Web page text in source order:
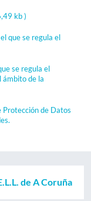
kb )
que se regula el
se regula el
ámbito de la
de Datos
de A Coruña